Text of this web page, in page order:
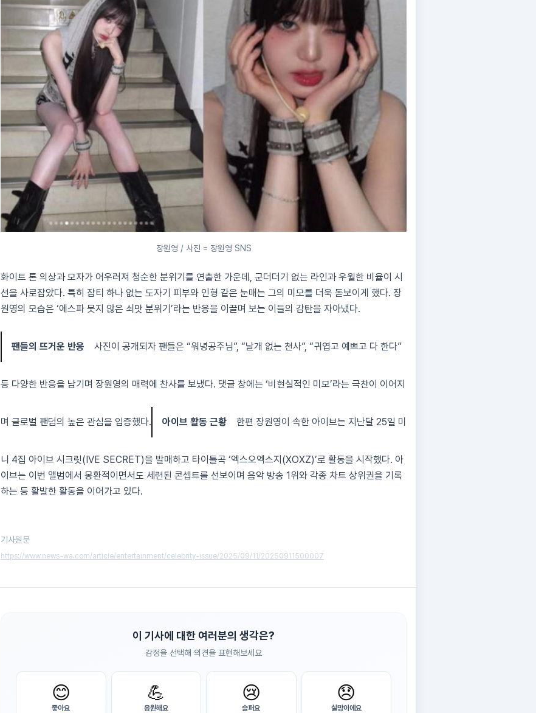
장원영 / 사진 = 장원영 SNS
화이트 톤 의상과 모자가 어우러져 청순한 분위기를 연출한 가운데, 군더더기 없는 라인과 우월한 비율이 시
선을 사로잡았다. 특히 잡티 하나 없는 도자기 피부와 인형 같은 눈매는 그의 미모를 더욱 돋보이게 했다. 장
원영의 모습은 ‘에스파 못지 않은 쇠맛 분위기’라는 반응을 이끌며 보는 이들의 감탄을 자아냈다.
팬들의 뜨거운 반응 사진이 공개되자 팬들은 “워녕공주님”, “날개 없는 천사”, “귀엽고 예쁘고 다 한다”
등 다양한 반응을 남기며 장원영의 매력에 찬사를 보냈다. 댓글 창에는 ‘비현실적인 미모’라는 극찬이 이어지
며 글로벌 팬덤의 높은 관심을 입증했다. 아이브 활동 근황 한편 장원영이 속한 아이브는 지난달 25일 미
니 4집 아이브 시크릿(IVE SECRET)을 발매하고 타이틀곡 ‘엑스오엑스지(XOXZ)’로 활동을 시작했다. 아
이브는 이번 앨범에서 몽환적이면서도 세련된 콘셉트를 선보이며 음악 방송 1위와 각종 차트 상위권을 기록
하는 등 활발한 활동을 이어가고 있다.
기사원문
https://www.news-wa.com/article/entertainment/celebrity-issue/2025/09/11/20250911500007
이 기사에 대한 여러분의 생각은?
감정을 선택해 의견을 표현해보세요
😊
좋아요
💪
응원해요
😢
슬퍼요
😞
실망이에요